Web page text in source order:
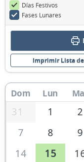
Días Festivos
Fases Lunares
Imprimir Lista
Dom Lun
31 1 2
7
8 9
14
15